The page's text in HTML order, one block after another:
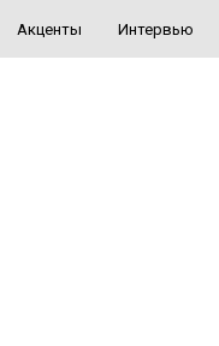
Акценты Интервью